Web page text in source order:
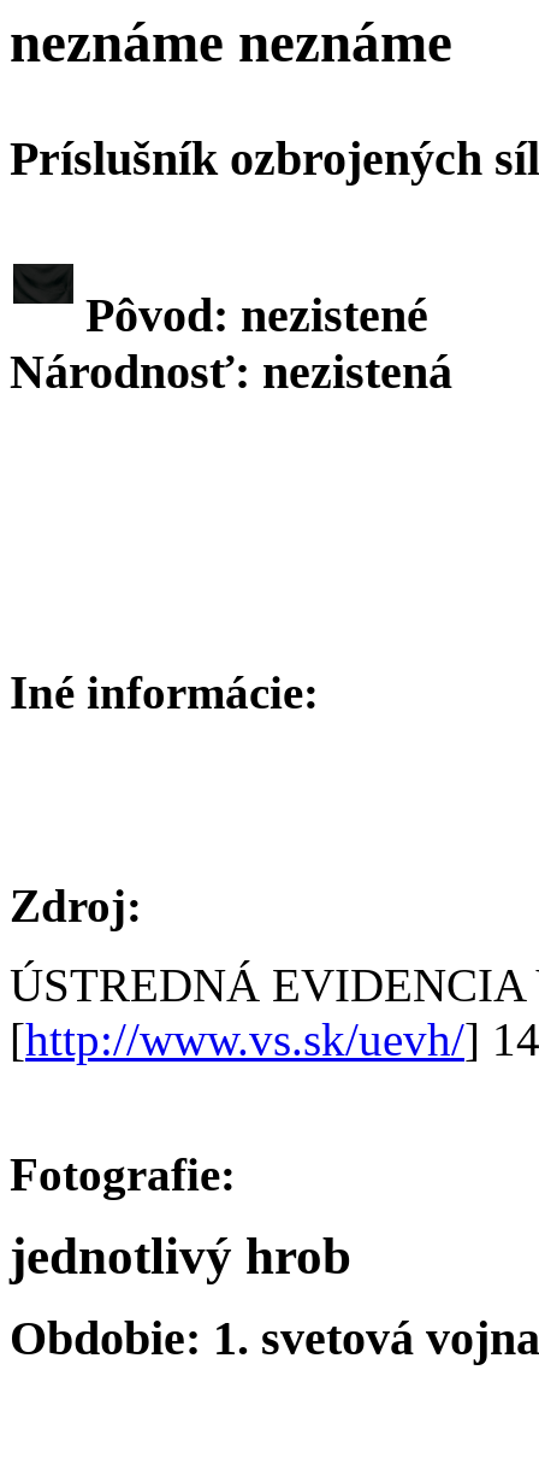
neznáme neznáme
Príslušník ozbrojených síl
Pôvod: nezistené
Národnosť: nezistená
Iné informácie:
Zdroj:
ÚSTREDNÁ
[http://www.vs.sk/uevh/]
Fotografie:
jednotlivý hrob
Obdobie: 1. svetová vojna